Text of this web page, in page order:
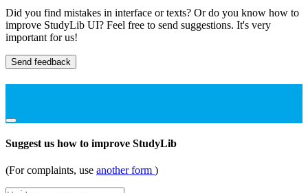
Did you find mistakes in interface or texts? Or do you know how to
improve StudyLib UI? Feel free to send suggestions. It's very
important for us!
Send feedback
Suggest us how to improve StudyLib
(For complaints, use another form )